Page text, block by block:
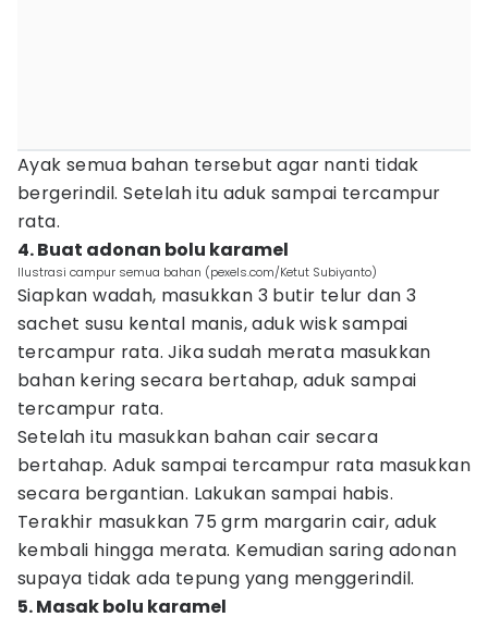
Ayak semua bahan tersebut agar nanti tidak
bergerindil. Setelah itu aduk sampai tercampur
rata.
4. Buat adonan bolu karamel
Ilustrasi campur semua bahan (pexels.com/Ketut Subiyanto)
Siapkan wadah, masukkan 3 butir telur dan 3
sachet susu kental manis, aduk wisk sampai
tercampur rata. Jika sudah merata masukkan
bahan kering secara bertahap, aduk sampai
tercampur rata.
Setelah itu masukkan bahan cair secara
bertahap. Aduk sampai tercampur rata masukkan
secara bergantian. Lakukan sampai habis.
Terakhir masukkan 75 grm margarin cair, aduk
kembali hingga merata. Kemudian saring adonan
supaya tidak ada tepung yang menggerindil.
5. Masak bolu karamel